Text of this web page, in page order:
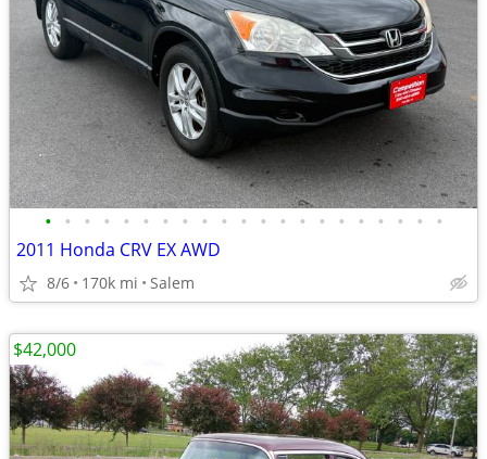
• • • • • • • • • • • • • • • • • • • • •
2011 Honda CRV EX AWD
8/6 170k mi Salem
$42,000